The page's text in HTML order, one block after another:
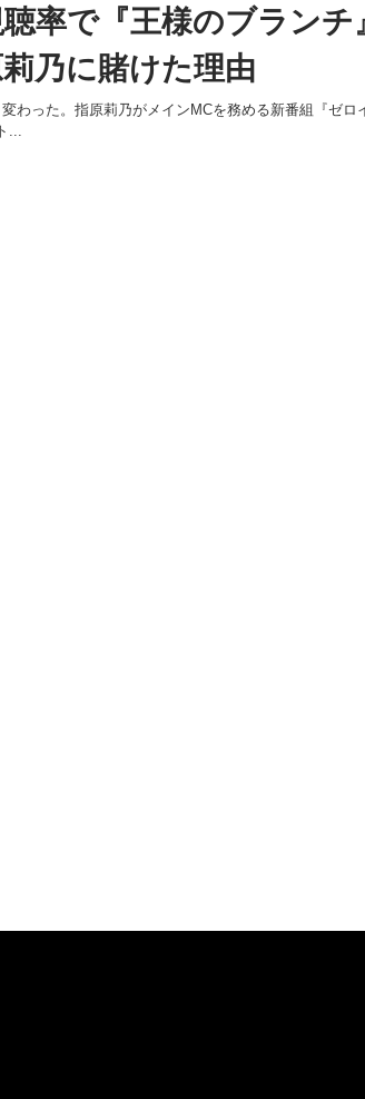
聴率で『王様のブラン
乃に賭けた理由
わった。指原莉乃がメインMCを務める新番組『ゼロ
...